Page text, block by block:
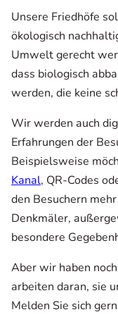
Unsere Friedhöfe
ökologisch
Umwelt gerecht
dass biologisch
werden, die keine
Wir werden auch
Erfahrungen der
Beispielsweise
Kanal, QR-Codes
den Besuchern
Denkmäler,
besondere
Aber wir haben
arbeiten daran, sie
Melden Sie sich